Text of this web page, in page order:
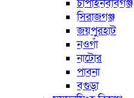
চাঁপাইনবাবগঞ্জ
সিরাজগঞ্জ
জয়পুরহাট
নওগাঁ
নাটোর
পাবনা
বগুড়া